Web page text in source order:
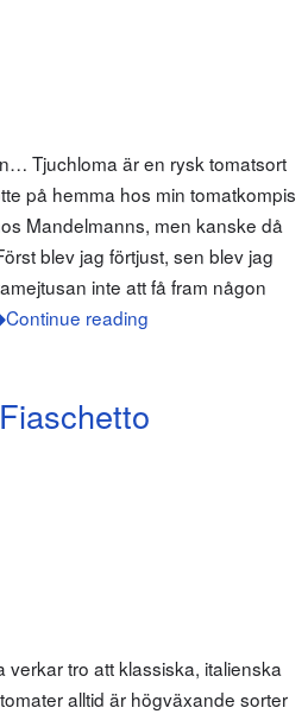
Tjuchloma är en rysk tomatsort
på hemma hos min tomatkompis
Mandelmanns, men kanske då
blev jag förtjust, sen blev jag
inte att få fram någon
Continue reading
verkar tro att klassiska, italienska
alltid är högväxande sorter